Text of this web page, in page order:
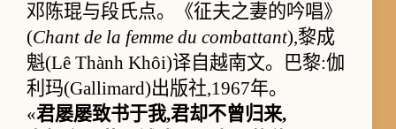
邓陈琨与段氏点。《征夫之妻的吟唱》
(Chant de la femme du combattant),黎成
魁(Lê Thành Khôi)译自越南文。巴黎:伽
利玛(Gallimard)出版社,1967年。
«君屡屡致书于我,君却不曾归来,